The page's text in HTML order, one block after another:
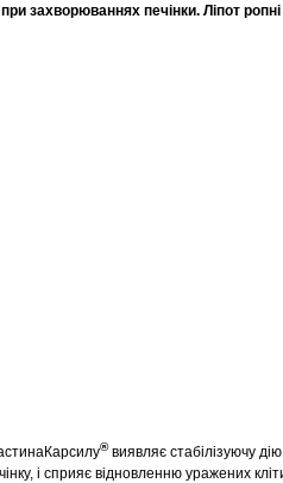
захворюваннях печінки. Ліпот
®виявляє стабілізуючу
і сприяє відновленню уражених